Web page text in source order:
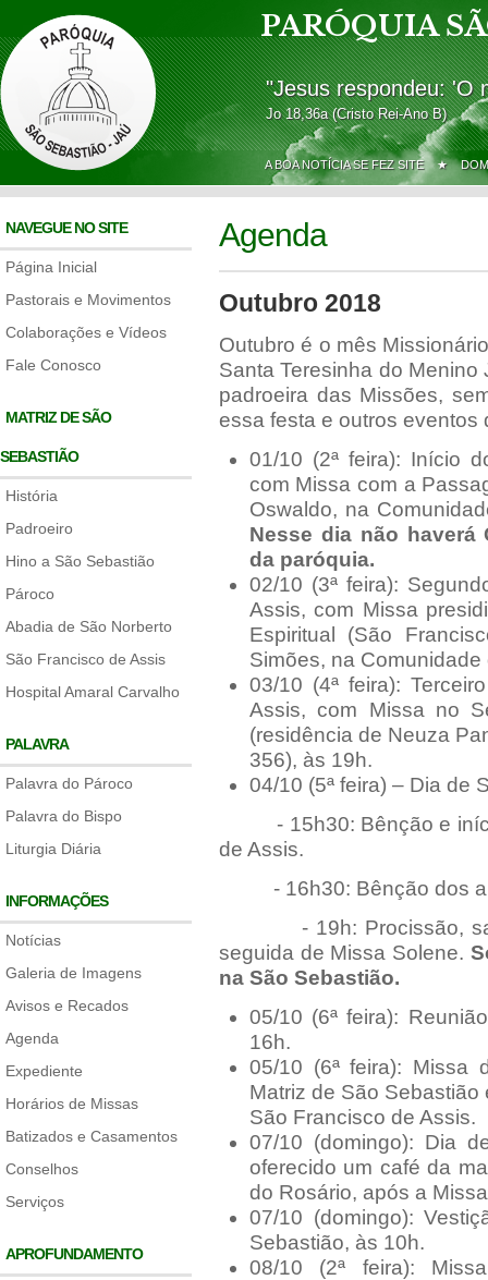
PARÓQUIA
"Jesus respondeu: 'O
Jo 18,36a (Cristo Rei-Ano B)
A BOA NOTÍCIA SE FEZ SITE ★
NAVEGUE NO SITE
Página Inicial
Pastorais e Movimentos
Colaborações e Vídeos
Fale Conosco
MATRIZ DE SÃO
SEBASTIÃO
História
Padroeiro
Hino a São Sebastião
Pároco
Abadia de São Norberto
São Francisco de Assis
Hospital Amaral Carvalho
PALAVRA
Palavra do Pároco
Palavra do Bispo
Liturgia Diária
INFORMAÇÕES
Notícias
Galeria de Imagens
Avisos e Recados
Agenda
Expediente
Horários de Missas
Batizados e Casamentos
Conselhos
Serviços
APROFUNDAMENTO
Agenda
Outubro 2018
Outubro é o mês
Santa Teresinha do
padroeira das Missões,
essa festa e outros eventos
01/10 (2ª feira): Início
com Missa com a
Oswaldo, na
Nesse dia não haverá
da paróquia.
02/10 (3ª feira):
Assis, com Missa
Espiritual (São
Simões, na
03/10 (4ª feira):
Assis, com Missa no
(residência de Neuza
356), às 19h.
04/10 (5ª feira) – Dia de
- 15h30: Bênção e
de Assis.
- 16h30: Bênção dos
- 19h: Procissão,
seguida de Missa Solene.
na São Sebastião.
05/10 (6ª feira):
16h.
05/10 (6ª feira): Missa
Matriz de São
São Francisco de Assis.
07/10 (domingo): Dia
oferecido um café da
do Rosário, após a
07/10 (domingo):
Sebastião, às 10h.
08/10 (2ª feira):